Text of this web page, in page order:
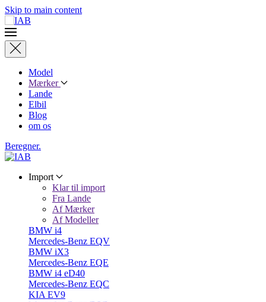
Skip to main content
Model
Mærker
Lande
Elbil
Blog
om os
Beregner.
Import
Klar til import
Fra Lande
Af Mærker
Af Modeller
BMW i4
Mercedes-Benz EQV
BMW iX3
Mercedes-Benz EQE
BMW i4 eD40
Mercedes-Benz EQC
KIA EV9